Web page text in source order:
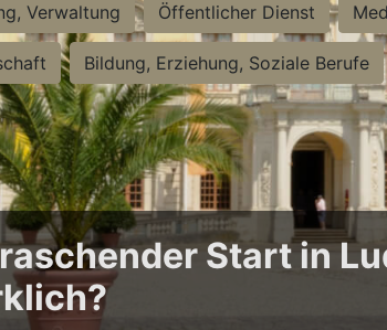
Verwaltung Öffentlicher Dienst
Bildung, Erziehung, Soziale Berufe
Start in